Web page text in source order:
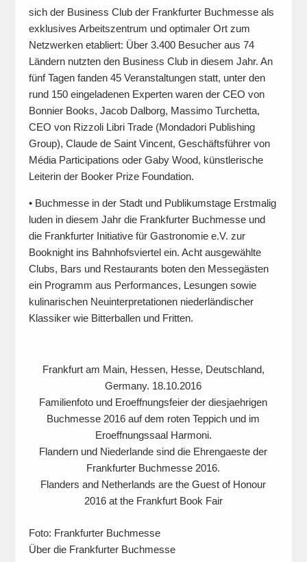
sich der Business Club der Frankfurter Buchmesse als
exklusives Arbeitszentrum und optimaler Ort zum
Netzwerken etabliert: Über 3.400 Besucher aus 74
Ländern nutzten den Business Club in diesem Jahr. An
fünf Tagen fanden 45 Veranstaltungen statt, unter den
rund 150 eingeladenen Experten waren der CEO von
Bonnier Books, Jacob Dalborg, Massimo Turchetta,
CEO von Rizzoli Libri Trade (Mondadori Publishing
Group), Claude de Saint Vincent, Geschäftsführer von
Média Participations oder Gaby Wood, künstlerische
Leiterin der Booker Prize Foundation.
• Buchmesse in der Stadt und Publikumstage Erstmalig
luden in diesem Jahr die Frankfurter Buchmesse und
die Frankfurter Initiative für Gastronomie e.V. zur
Booknight ins Bahnhofsviertel ein. Acht ausgewählte
Clubs, Bars und Restaurants boten den Messegästen
ein Programm aus Performances, Lesungen sowie
kulinarischen Neuinterpretationen niederländischer
Klassiker wie Bitterballen und Fritten.
Frankfurt am Main, Hessen, Hesse, Deutschland,
Germany. 18.10.2016
Familienfoto und Eroeffnungsfeier der diesjaehrigen
Buchmesse 2016 auf dem roten Teppich und im
Eroeffnungssaal Harmoni.
Flandern und Niederlande sind die Ehrengaeste der
Frankfurter Buchmesse 2016.
Flanders and Netherlands are the Guest of Honour
2016 at the Frankfurt Book Fair
Foto: Frankfurter Buchmesse
Über die Frankfurter Buchmesse